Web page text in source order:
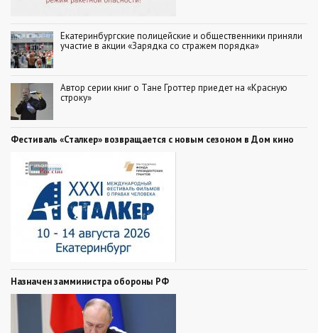
Екатеринбургские полицейские и общественники приняли
участие в акции «Зарядка со стражем порядка»
Автор серии книг о Тане Гроттер приедет на «Красную
строку»
Фестиваль «Сталкер» возвращается с новым сезоном в Дом кино
Назначен замминистра обороны РФ